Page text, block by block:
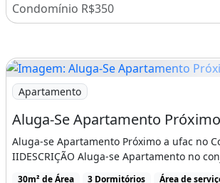
Condomínio R$350
Imagem: Aluga-Se Apartamento
Apartamento
Aluga-se Apartamento Próximo a ufac no
IIDESCRIÇÃO Aluga-se Apartamento no
30m² de Área 3 Dormitórios Área de